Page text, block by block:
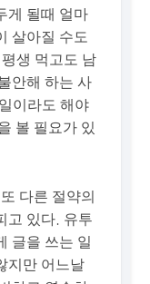
게 될때 얼마
살아질 수도
생 먹고도 남
안해 하는 사
이라도 해야
볼 필요가 있
다른 절약의
고 있다. 유투
글을 쓰는 일
지만 어느날